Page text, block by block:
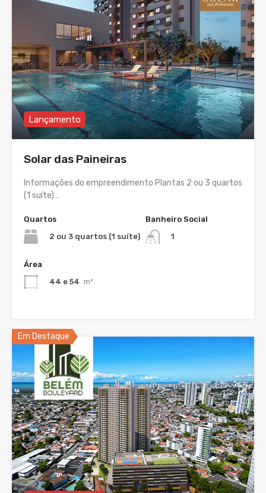
Lançamento
Solar das Paineiras
Informações do empreendimento Plantas 2 ou 3 quartos
(1 suíte)…
Quartos
2 ou 3 quartos (1 suíte)
Banheiro Social
1
Área
44 e 54 m²
Em Destaque